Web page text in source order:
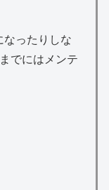
なったりしな
でにはメンテ